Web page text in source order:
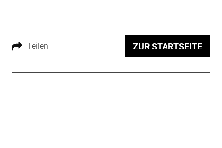
Teilen ZUR STARTSEITE